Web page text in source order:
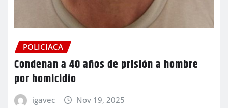
POLICIACA
Condenan a 40 años de prisión a hombre
por homicidio
igavec Nov 19, 2025